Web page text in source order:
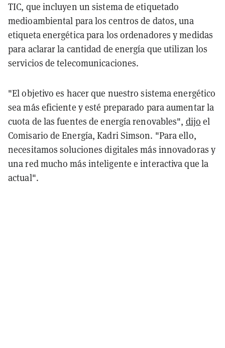
TIC, que incluyen un sistema de etiquetado
medioambiental para los centros de datos, una
etiqueta energética para los ordenadores y medidas
para aclarar la cantidad de energía que utilizan los
servicios de telecomunicaciones.
"El objetivo es hacer que nuestro sistema energético
sea más eficiente y esté preparado para aumentar la
cuota de las fuentes de energía renovables", dijo el
Comisario de Energía, Kadri Simson. "Para ello,
necesitamos soluciones digitales más innovadoras y
una red mucho más inteligente e interactiva que la
actual".